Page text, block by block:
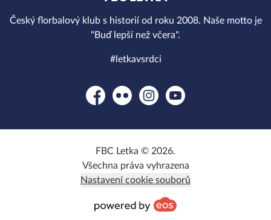
Český florbalový klub s historií od roku 2008. Naše motto je
"Buď lepší než včera".
#letkavsrdci
FacebookFlickr InstagramYouTube
FBC Letka © 2026.
Všechna práva vyhrazena
Nastavení cookie souborů